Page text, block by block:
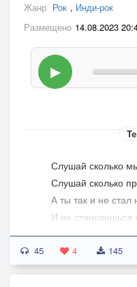
Жанр Рок , Инди-рок
Размещено 14.08.2023
▶
Слушай сколько
Слушай сколько
А ты так и не
И не становишься
Нет задора к
Только скука без
45 4 145